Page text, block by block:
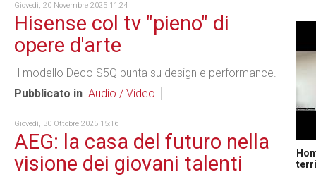
Giovedì, 20 Novembre 2025 11:24
Hisense col tv "pieno" di
opere d'arte
Il modello Deco S5Q punta su design e performance.
Pubblicato in Audio / Video
Giovedì, 30 Ottobre 2025 15:16
AEG: la casa del futuro nella
visione dei giovani talenti